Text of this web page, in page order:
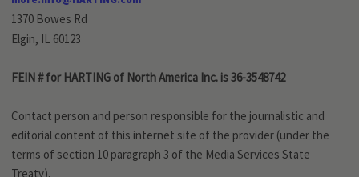
1370 Bowes Rd
Elgin, IL 60123
FEIN # for HARTING of North America Inc. is 36-3548742
Contact person and person responsible for the journalistic and
editorial content of this internet site of the provider (under the
terms of section 10 paragraph 3 of the Media Services State
Treaty).